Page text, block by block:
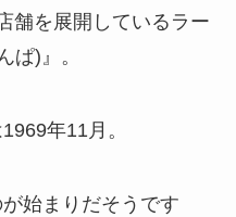
舗を展開しているラー
ぱ)』。
年11月。
始まりだそうです